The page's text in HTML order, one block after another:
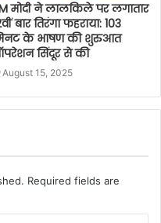
मोदी ने लालकिले पर लगातार
बार तिरंगा फहराया: 103
के भाषण की शुरुआत
सिंदूर से की
August 15, 2025
Required fields are